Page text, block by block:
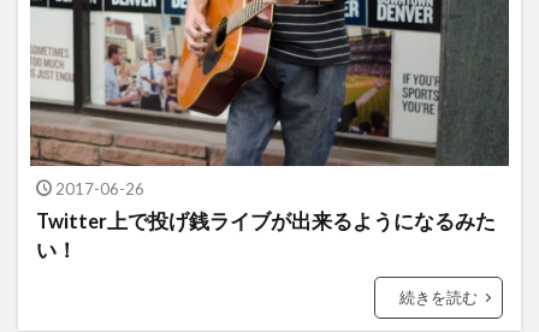
2017-06-26
Twitter上で投げ銭ライブが出来るようになるみた
い！
続きを読む